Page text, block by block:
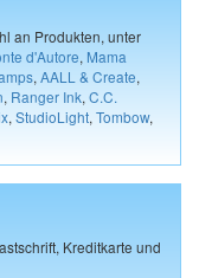
an Produkten, unter
d'Autore, Mama
, AALL & Create,
, Ranger Ink, C.C.
, StudioLight, Tombow,
Kreditkarte und